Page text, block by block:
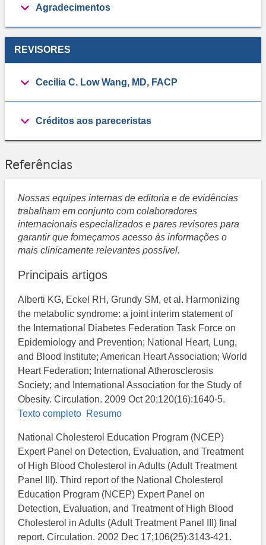
Agradecimentos
REVISORES
Cecilia C. Low Wang, MD, FACP
Créditos aos pareceristas
Referências
Nossas equipes internas de editoria e de evidências
trabalham em conjunto com colaboradores
internacionais especializados e pares revisores para
garantir que forneçamos acesso às informações o
mais clinicamente relevantes possível.
Principais artigos
Alberti KG, Eckel RH, Grundy SM, et al. Harmonizing
the metabolic syndrome: a joint interim statement of
the International Diabetes Federation Task Force on
Epidemiology and Prevention; National Heart, Lung,
and Blood Institute; American Heart Association; World
Heart Federation; International Atherosclerosis
Society; and International Association for the Study of
Obesity. Circulation. 2009 Oct 20;120(16):1640-5.
Texto completo Resumo
National Cholesterol Education Program (NCEP)
Expert Panel on Detection, Evaluation, and Treatment
of High Blood Cholesterol in Adults (Adult Treatment
Panel III). Third report of the National Cholesterol
Education Program (NCEP) Expert Panel on
Detection, Evaluation, and Treatment of High Blood
Cholesterol in Adults (Adult Treatment Panel III) final
report. Circulation. 2002 Dec 17;106(25):3143-421.